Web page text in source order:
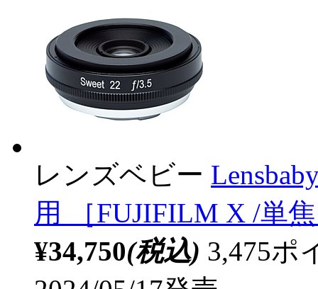
レンズベビー
用 ［FUJIFILM X /単
¥34,750(税込) 3,475ポ